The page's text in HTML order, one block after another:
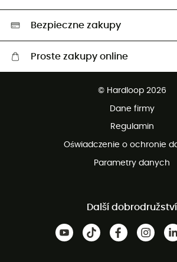
Wybrane produkty eko
Bezpieczne zakupy
Proste zakupy online
© Hardloop 2026
Dane firmy
Regulamin
Oświadczenie o ochronie
Parametry danych
Další dobrodružství